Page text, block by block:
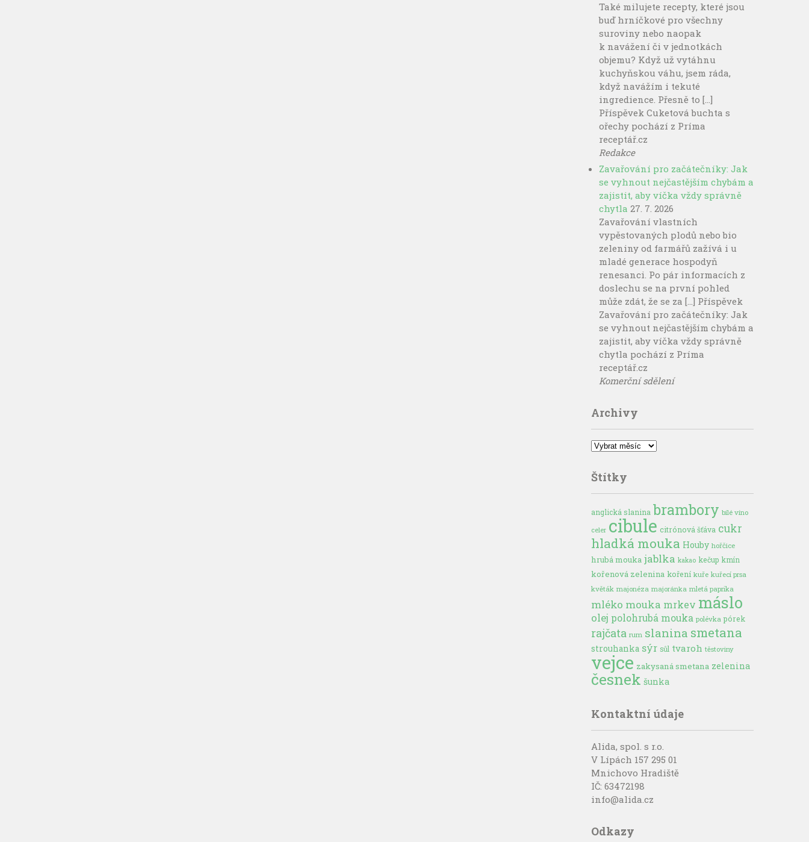
Také milujete recepty, které jsou
buď hrníčkové pro všechny
suroviny nebo naopak
k navážení či v jednotkách
objemu? Když už vytáhnu
kuchyňskou váhu, jsem ráda,
když navážím i tekuté
ingredience. Přesně to […]
Příspěvek Cuketová buchta s
ořechy pochází z Príma
receptář.cz
Redakce
Zavařování pro začátečníky: Jak
se vyhnout nejčastějším chybám a
zajistit, aby víčka vždy správně
chytla 27. 7. 2026
Zavařování vlastních
vypěstovaných plodů nebo bio
zeleniny od farmářů zažívá i u
mladé generace hospodyň
renesanci. Po pár informacích z
doslechu se na první pohled
může zdát, že se za […] Příspěvek
Zavařování pro začátečníky: Jak
se vyhnout nejčastějším chybám a
zajistit, aby víčka vždy správně
chytla pochází z Príma
receptář.cz
Komerční sdělení
Archivy
Archivy
Štítky
anglická slanina brambory bílé víno
celer cibule citrónová šťáva cukr
hladká mouka Houby hořčice
hrubá mouka jablka kakao kečup kmín
kořenová zelenina koření kuře kuřecí prsa
květák majonéza majoránka mletá paprika
mléko mouka mrkev máslo
olej polohrubá mouka polévka pórek
rajčata rum slanina smetana
strouhanka sýr sůl tvaroh těstoviny
vejce zakysaná smetana zelenina
česnek šunka
Kontaktní údaje
Alida, spol. s r.o.
V Lípách 157 295 01
Mnichovo Hradiště
IČ: 63472198
info@alida.cz
Odkazy